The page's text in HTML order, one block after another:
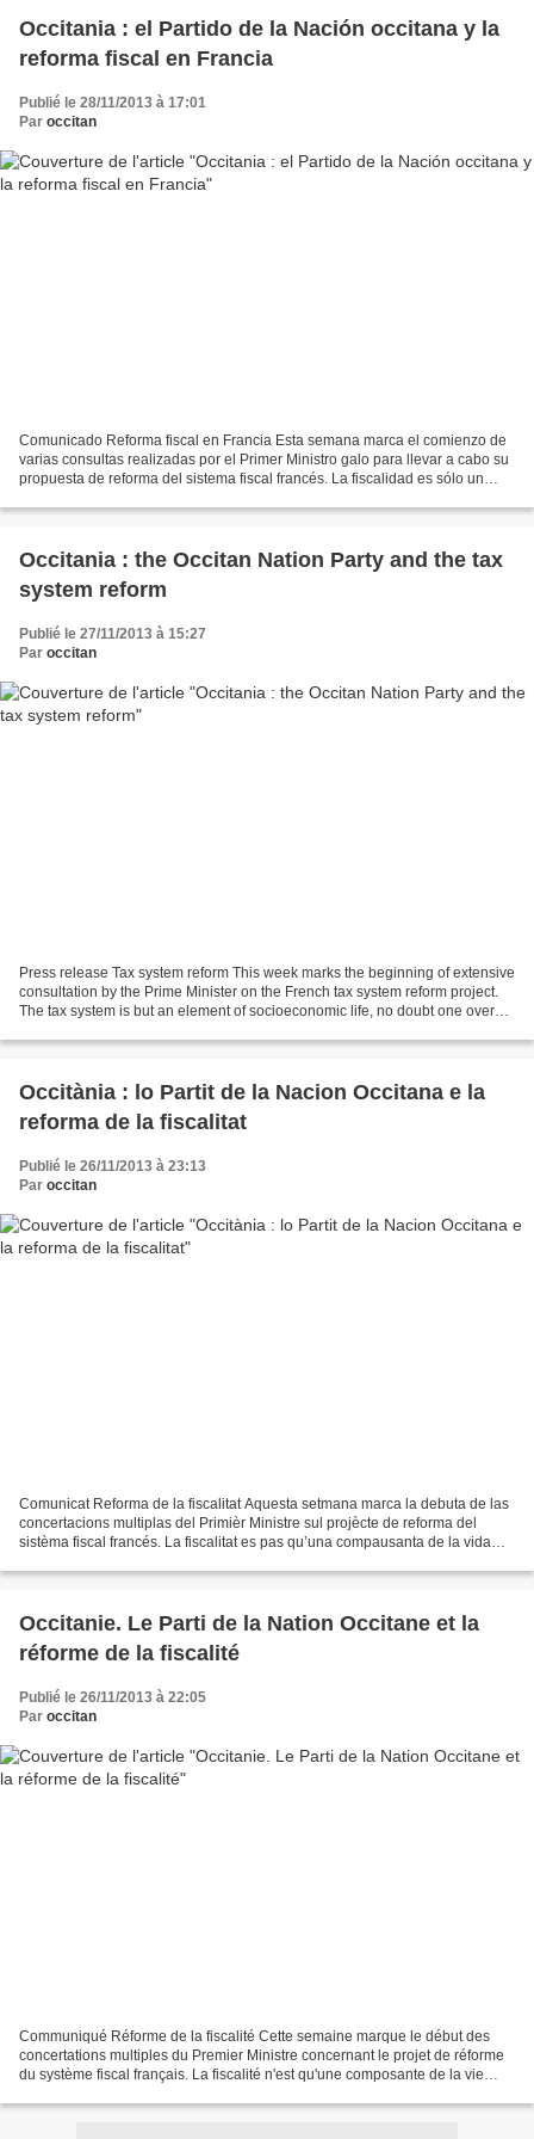
Occitania : el Partido de la Nación occitana y la
reforma fiscal en Francia
Publié le 28/11/2013 à 17:01
Par occitan
Comunicado Reforma fiscal en Francia Esta semana marca el comienzo de
varias consultas realizadas por el Primer Ministro galo para llevar a cabo su
propuesta de reforma del sistema fiscal francés. La fiscalidad es sólo un
Occitania : the Occitan Nation Party and the tax
system reform
Publié le 27/11/2013 à 15:27
Par occitan
Press release Tax system reform This week marks the beginning of extensive
consultation by the Prime Minister on the French tax system reform project.
The tax system is but an element of socioeconomic life, no doubt one over
Occitània : lo Partit de la Nacion Occitana e la
reforma de la fiscalitat
Publié le 26/11/2013 à 23:13
Par occitan
Comunicat Reforma de la fiscalitat Aquesta setmana marca la debuta de las
concertacions multiplas del Primièr Ministre sul projècte de reforma del
sistèma fiscal francés. La fiscalitat es pas qu’una compausanta de la vida
Occitanie. Le Parti de la Nation Occitane et la
réforme de la fiscalité
Publié le 26/11/2013 à 22:05
Par occitan
Communiqué Réforme de la fiscalité Cette semaine marque le début des
concertations multiples du Premier Ministre concernant le projet de réforme
du système fiscal français. La fiscalité n'est qu'une composante de la vie